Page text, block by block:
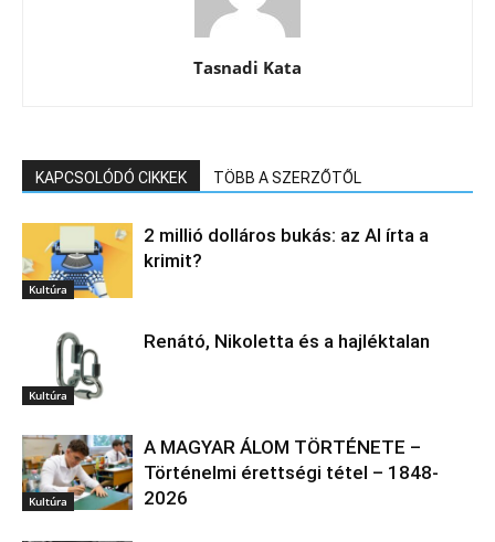
Tasnadi Kata
KAPCSOLÓDÓ CIKKEK TÖBB A SZERZŐTŐL
Kultúra
2 millió dolláros bukás: az AI írta a
krimit?
Kultúra
Renátó, Nikoletta és a hajléktalan
Kultúra
A MAGYAR ÁLOM TÖRTÉNETE –
Történelmi érettségi tétel – 1848-
2026